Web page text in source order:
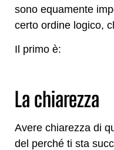
sono equamente
certo ordine logico,
Il primo è:
La chiarezza
Avere chiarezza di
del perché ti sta